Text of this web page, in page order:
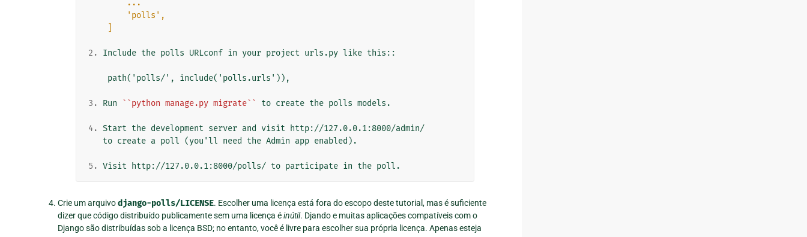
        ...
        'polls',
    ]
2. Include the polls URLconf in your project urls.py like this::
3. Run ``python manage.py migrate`` to create the polls models.
4. Start the development server and visit http://127.0.0.1:8000/admin/
5.
Crie um arquivodjango-polls/LICENSE. Escolher uma licença está fora do escopo deste tutorial, mas é suficiente
dizer que código distribuído publicamente sem uma licença éinútil. Djando e muitas aplicações compatíveis com o
Django são distribuídas sob a licença BSD; no entanto, você é livre para escolher sua própria licença. Apenas esteja